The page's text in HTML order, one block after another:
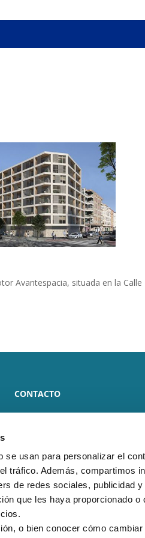
se usan para personalizar el
tráfico. Además, compartimos
de redes sociales, publicidad
que les haya proporcionado
o bien conocer cómo
Avantespacia, situada en la
CONTACTO
50013 – Zaragoza
Teléfono:(+34) 976 278 258
E-mail: